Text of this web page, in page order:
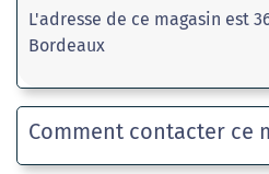
L'adresse de ce magasin est
Bordeaux
Comment contacter ce